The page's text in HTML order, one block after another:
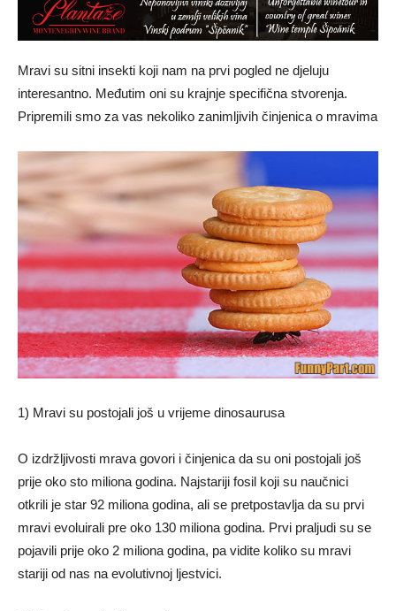
Mravi su sitni insekti koji nam na prvi pogled ne djeluju
interesantno. Međutim oni su krajnje specifična stvorenja.
Pripremili smo za vas nekoliko zanimljivih činjenica o mravima
1) Mravi su postojali još u vrijeme dinosaurusa
O izdržljivosti mrava govori i činjenica da su oni postojali još
prije oko sto miliona godina. Najstariji fosil koji su naučnici
otkrili je star 92 miliona godina, ali se pretpostavlja da su prvi
mravi evoluirali pre oko 130 miliona godina. Prvi praljudi su se
pojavili prije oko 2 miliona godina, pa vidite koliko su mravi
stariji od nas na evolutivnoj ljestvici.